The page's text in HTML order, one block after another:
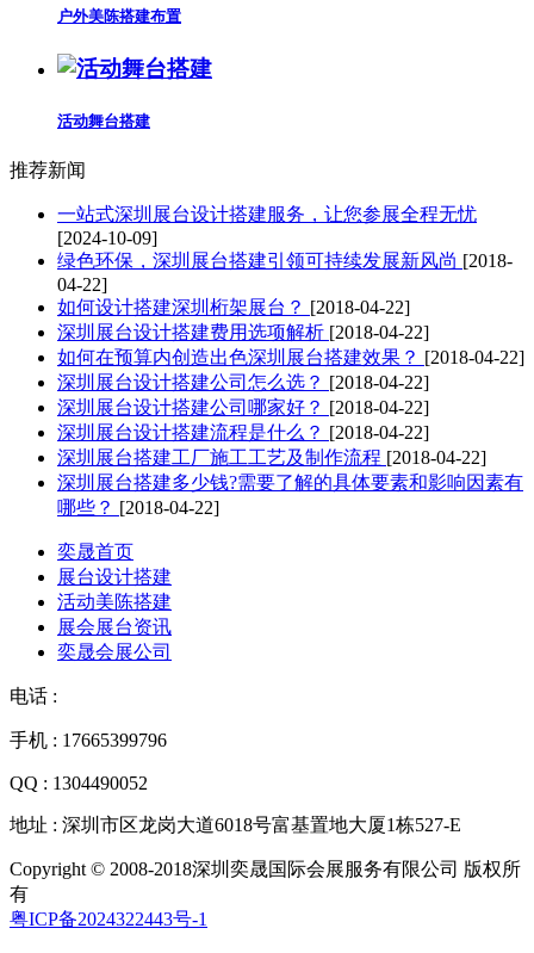
户外美陈搭建布置
活动舞台搭建
推荐新闻
一站式深圳展台设计搭建服务，让您参展全程无忧
[2024-10-09]
绿色环保，深圳展台搭建引领可持续发展新风尚 [2018-
04-22]
如何设计搭建深圳桁架展台？ [2018-04-22]
深圳展台设计搭建费用选项解析 [2018-04-22]
如何在预算内创造出色深圳展台搭建效果？ [2018-04-22]
深圳展台设计搭建公司怎么选？ [2018-04-22]
深圳展台设计搭建公司哪家好？ [2018-04-22]
深圳展台设计搭建流程是什么？ [2018-04-22]
深圳展台搭建工厂施工工艺及制作流程 [2018-04-22]
深圳展台搭建多少钱?需要了解的具体要素和影响因素有
哪些？ [2018-04-22]
奕晟首页
展台设计搭建
活动美陈搭建
展会展台资讯
奕晟会展公司
电话 :
手机 : 17665399796
QQ : 1304490052
地址 : 深圳市区龙岗大道6018号富基置地大厦1栋527-E
Copyright © 2008-2018深圳奕晟国际会展服务有限公司 版权所
有
粤ICP备2024322443号-1